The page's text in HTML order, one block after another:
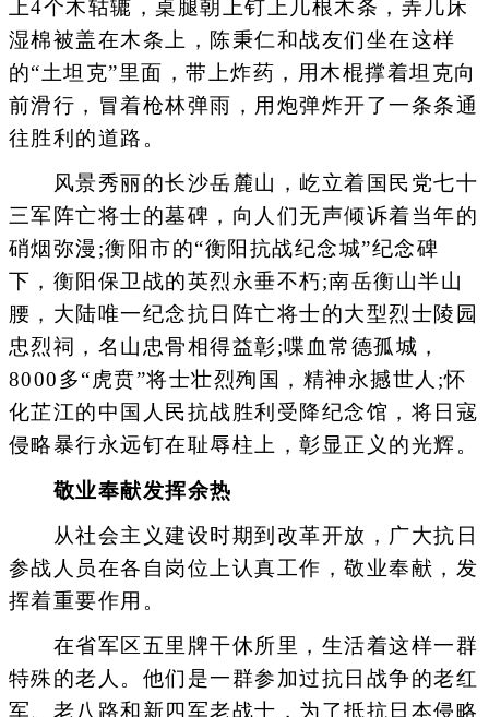
上4个木轱辘，桌腿朝上钉上几根木条，弄几床
湿棉被盖在木条上，陈秉仁和战友们坐在这样
的“土坦克”里面，带上炸药，用木棍撑着坦克向
前滑行，冒着枪林弹雨，用炮弹炸开了一条条通
往胜利的道路。
风景秀丽的长沙岳麓山，屹立着国民党七十
三军阵亡将士的墓碑，向人们无声倾诉着当年的
硝烟弥漫;衡阳市的“衡阳抗战纪念城”纪念碑
下，衡阳保卫战的英烈永垂不朽;南岳衡山半山
腰，大陆唯一纪念抗日阵亡将士的大型烈士陵园
忠烈祠，名山忠骨相得益彰;喋血常德孤城，
8000多“虎贲”将士壮烈殉国，精神永撼世人;怀
化芷江的中国人民抗战胜利受降纪念馆，将日寇
侵略暴行永远钉在耻辱柱上，彰显正义的光辉。
敬业奉献发挥余热
从社会主义建设时期到改革开放，广大抗日
参战人员在各自岗位上认真工作，敬业奉献，发
挥着重要作用。
在省军区五里牌干休所里，生活着这样一群
特殊的老人。他们是一群参加过抗日战争的老红
军、老八路和新四军老战士，为了抵抗日本侵略